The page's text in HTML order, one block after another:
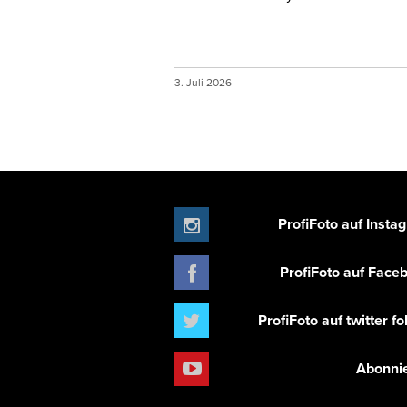
3. Juli 2026
ProfiFoto auf
ProfiFoto auf
ProfiFoto auf twitter